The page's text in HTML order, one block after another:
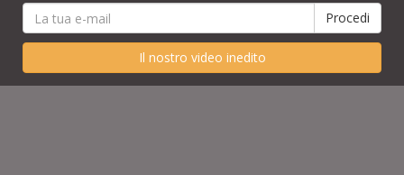
Il nostro video inedito